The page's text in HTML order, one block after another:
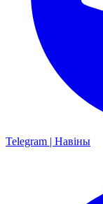
Telegram | Навіны